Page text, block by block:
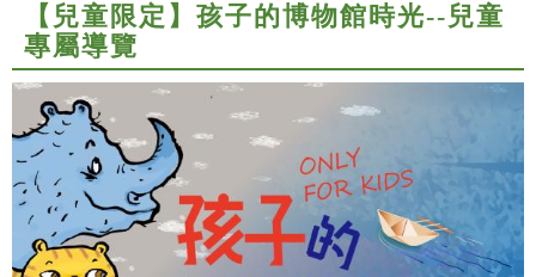
【兒童限定】孩子的博物館時光--兒童
專屬導覽